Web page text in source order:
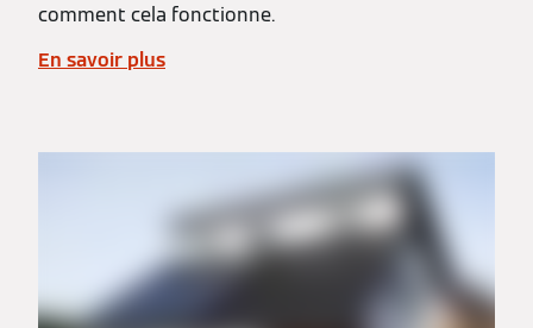
comment cela fonctionne.
En savoir plus